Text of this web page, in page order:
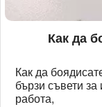
Как да
Как да
бързи съвети
работа,